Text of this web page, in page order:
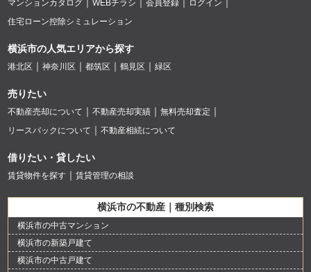
マンションカタログ
WEBチラシ 会員登録
ログイン
住宅ローン控除シミュレーション
横浜市の人気エリアから探す
港北区 神奈川区 都筑区 鶴見区 緑区
売りたい
不動産売却について 不動産売却実績
無料売却査定
リースバックについて
不動産相続について
借りたい・貸したい
賃貸物件を探す 賃貸管理の相談
横浜市の不動産｜種別検索
横浜市の中古マンション
横浜市の新築戸建て
横浜市の中古戸建て